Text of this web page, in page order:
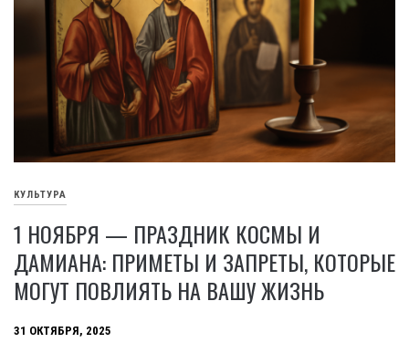
КУЛЬТУРА
1 НОЯБРЯ — ПРАЗДНИК КОСМЫ И
ДАМИАНА: ПРИМЕТЫ И ЗАПРЕТЫ, КОТОРЫЕ
МОГУТ ПОВЛИЯТЬ НА ВАШУ ЖИЗНЬ
31 ОКТЯБРЯ, 2025